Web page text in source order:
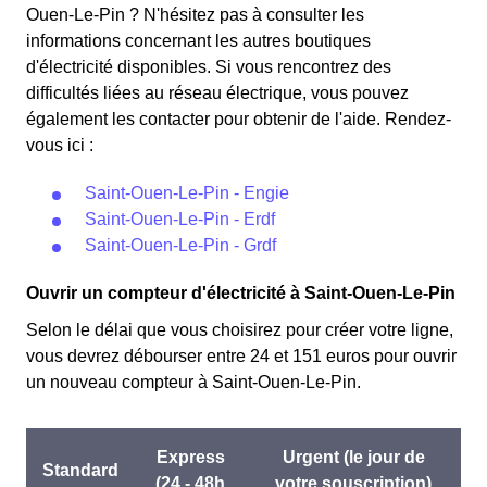
les autres jours de l'année, le prix est réduit de 20% par
rapport au tarif normal en à Saint-Ouen-Le-Pin. ⚡💸
Ouen-Le-Pin ? N'hésitez pas à consulter les
informations concernant les autres boutiques
d'électricité disponibles. Si vous rencontrez des
difficultés liées au réseau électrique, vous pouvez
également les contacter pour obtenir de l'aide. Rendez-
vous ici :
Saint-Ouen-Le-Pin - Engie
Saint-Ouen-Le-Pin - Erdf
Saint-Ouen-Le-Pin - Grdf
Ouvrir un compteur d'électricité à Saint-Ouen-Le-Pin
Selon le délai que vous choisirez pour créer votre ligne,
vous devrez débourser entre 24 et 151 euros pour ouvrir
un nouveau compteur à Saint-Ouen-Le-Pin.